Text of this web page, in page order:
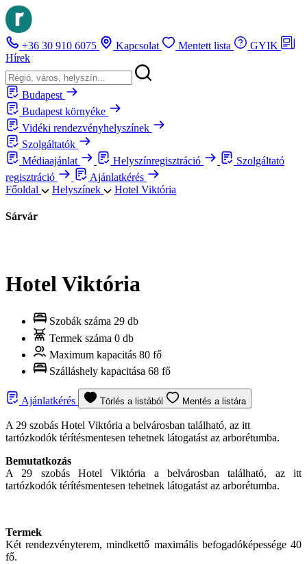
+36 30 910 6075 Kapcsolat Mentett lista
GYIK
Hírek
Budapest
Budapest környéke
Vidéki rendezvényhelyszínek
Szolgáltatók
Médiaajánlat
Helyszínregisztráció
Szolgáltató
regisztráció
Ajánlatkérés
Főoldal
Helyszínek Hotel Viktória
Sárvár
Hotel Viktória
Szobák száma 29 db
Termek száma 0 db
Maximum kapacitás 80 fő
Szálláshely kapacitása 68 fő
Ajánlatkérés Törlés a listából Mentés a listára
A 29 szobás Hotel Viktória a belvárosban található, az itt
tartózkodók térítésmentesen tehetnek látogatást az arborétumba.
Bemutatkozás
A 29 szobás Hotel Viktória a belvárosban található, az itt
tartózkodók térítésmentesen tehetnek látogatást az arborétumba.
Termek
Két rendezvényterem, mindkettő maximális befogadóképessége 40
fő.